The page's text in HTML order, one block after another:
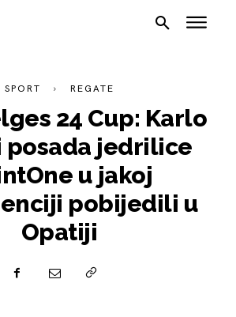
SPORT REGATE
24 Cup: Karlo
posada jedrilice
u jakoj
pobijedili u
Opatiji